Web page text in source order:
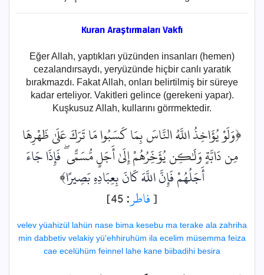
Kuran Araştırmaları Vakfı
Eğer Allah, yaptıkları yüzünden insanları (hemen)
cezalandırsaydı, yeryüzünde hiçbir canlı yaratık
bırakmazdı. Fakat Allah, onları belirtilmiş bir süreye
kadar erteliyor. Vakitleri gelince (gerekeni yapar).
Kuşkusuz Allah, kullarını görrmektedir.
﴿وَلَوْ يُؤَاخِذُ اللَّهُ النَّاسَ بِمَا كَسَبُوا مَا تَرَكَ عَلَىٰ ظَهْرِهَا
مِن دَابَّةٍ وَلَٰكِن يُؤَخِّرُهُمْ إِلَىٰ أَجَلٍ مُّسَمًّى ۖفَإِذَا جَاءَ
أَجَلُهُمْ فَإِنَّ اللَّهَ كَانَ بِعِبَادِهِ بَصِيرًا﴾
[فاطر: 45]
velev yüahizül lahün nase bima kesebu ma terake ala zahriha
min dabbetiv velakiy yü'ehhiruhüm ila ecelim müsemma feiza
cae ecelühüm feinnel lahe kane biibadihi besira